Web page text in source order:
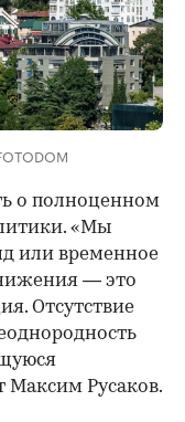
о полноценном
«Мы
или временное
— это
Отсутствие
Максим Русаков.